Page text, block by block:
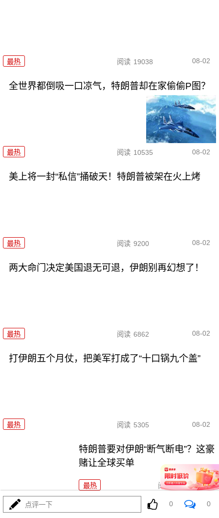
最热 阅读 19038 08-02
全世界都倒吸一口凉气，特朗普却在家偷偷P图？
最热 阅读 10535 08-02
美上将一封“私信”捅破天！特朗普被架在火上烤
最热 阅读 9200 08-02
两大命门决定美国退无可退，伊朗别再幻想了！
最热 阅读 6862 08-02
打伊朗五个月仗，把美军打成了“十口锅九个盖”
最热 阅读 5305 08-02
特朗普要对伊朗“断气断电”？这豪
赌让全球买单
最热 阅读 4452
铁证出台！菲律宾求锤得锤！解
点评一下 0 0